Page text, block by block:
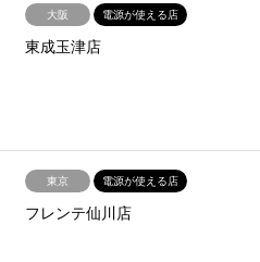
大阪 電源が使える店
東成玉津店
東京 電源が使える店
フレンテ仙川店